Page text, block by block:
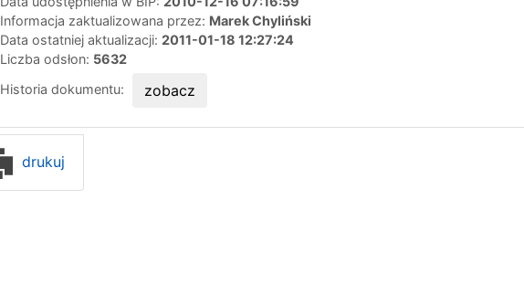
Informacja zaktualizowana przez: Marek Chyliński
Data ostatniej aktualizacji: 2011-01-18 12:27:24
Liczba odsłon: 5632
Historia dokumentu:
zobacz
drukuj